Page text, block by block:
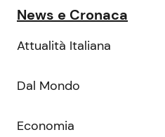
News e Cronaca
Attualità Italiana
Dal Mondo
Economia